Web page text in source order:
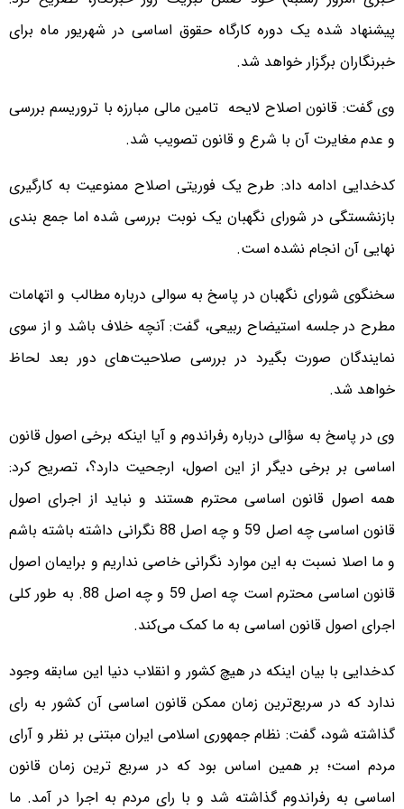
پیشنهاد شده یک دوره کارگاه حقوق اساسی در شهریور ماه برای
خبرنگاران برگزار خواهد شد.
وی گفت: قانون اصلاح لایحه تامین مالی مبارزه با تروریسم بررسی
و عدم مغایرت آن با شرع و قانون تصویب شد.
کدخدایی ادامه داد: طرح یک فوریتی اصلاح ممنوعیت به کارگیری
بازنشستگی در شورای نگهبان یک نوبت بررسی شده اما جمع بندی
نهایی آن انجام نشده است.
سخنگوی شورای نگهبان در پاسخ به سوالی درباره مطالب و اتهامات
مطرح در جلسه استیضاح ربیعی، گفت: آنچه خلاف باشد و از سوی
نمایندگان صورت بگیرد در بررسی صلاحیت‌های دور بعد لحاظ
خواهد شد.
وی در پاسخ به سؤالی درباره رفراندوم و آیا اینکه برخی اصول قانون
اساسی بر برخی دیگر از این اصول، ارجحیت دارد؟، تصریح کرد:
همه اصول قانون اساسی محترم هستند و نباید از اجرای اصول
قانون اساسی چه اصل 59 و چه اصل 88 نگرانی داشته باشته باشم
و ما اصلا نسبت به این موارد نگرانی خاصی نداریم و برایمان اصول
قانون اساسی محترم است چه اصل 59 و چه اصل 88. به طور کلی
اجرای اصول قانون اساسی به ما کمک می‌کند.
کدخدایی با بیان اینکه در هیچ کشور و انقلاب دنیا این سابقه وجود
ندارد که در سریع‌ترین زمان ممکن قانون اساسی آن کشور به رای
گذاشته شود، گفت: نظام جمهوری اسلامی ایران مبتنی بر نظر و آرای
مردم است؛ بر همین اساس بود که در سریع ترین زمان قانون
اساسی به رفراندوم گذاشته شد و با رای مردم به اجرا در آمد. ما